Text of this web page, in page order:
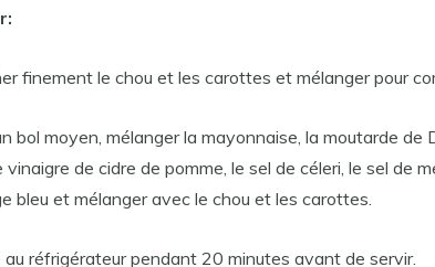
finement le chou et les carottes et mélanger pour
bol moyen, mélanger la mayonnaise, la moutarde de
vinaigre de cidre de pomme, le sel de céleri, le sel de
bleu et mélanger avec le chou et les carottes.
réfrigérateur pendant 20 minutes avant de servir.